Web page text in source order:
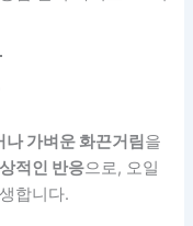
나 가벼운 화끈거림 을
적인 반응으로, 오일
합니다.